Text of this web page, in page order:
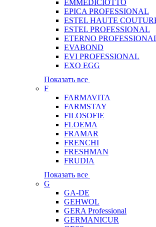
EMMEDICIOTTO
EPICA PROFESSIONAL
ESTEL HAUTE
ESTEL PROFESSIONAL
ETERNO
EVABOND
EVI PROFESSIONAL
EXO EGG
Показать все
F
FARMAVITA
FARMSTAY
FILOSOFIE
FLOEMA
FRAMAR
FRENCHI
FRESHMAN
FRUDIA
Показать все
G
GA-DE
GEHWOL
GERA Professional
GERMANICUR